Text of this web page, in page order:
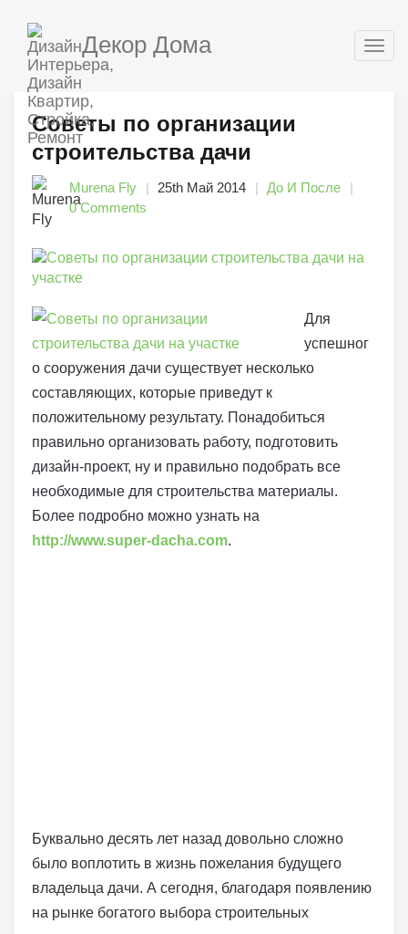
Декор Дома
Советы по организации
строительства дачи
Murena Fly 25th Май 2014
До И После
0 Comments
Для
успешног
о сооружения дачи существует несколько
составляющих, которые приведут к
положительному результату. Понадобиться
правильно организовать работу, подготовить
дизайн-проект, ну и правильно подобрать все
необходимые для строительства материалы.
Более подробно можно узнать на
http://www.super-dacha.com.
Буквально десять лет назад довольно сложно
было воплотить в жизнь пожелания будущего
владельца дачи. А сегодня, благодаря появлению
на рынке богатого выбора строительных